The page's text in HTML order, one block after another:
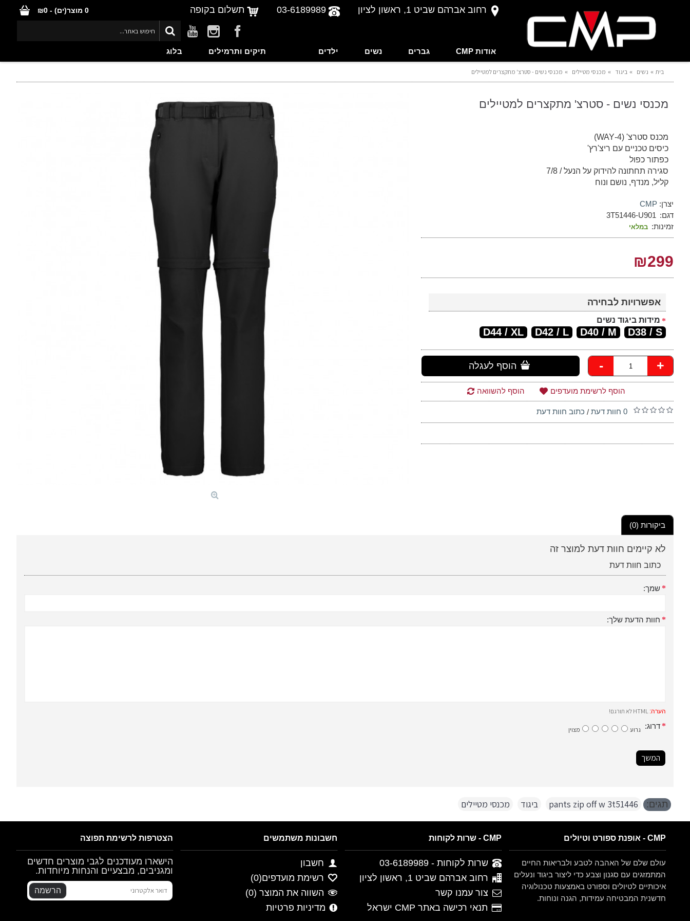
רחוב אברהם שביט 1, ראשון לציון 03-6189989 תשלום בקופה 0 מוצר(ים) - ₪0
אודות CMP גברים נשים ילדים תיקים ותרמילים בלוג
בית נשים ביגוד מכנסי מטיילים מכנסי נשים - סטרצ' מתקצרים למטיילים
מכנסי נשים - סטרצ' מתקצרים למטיילים
מכנס סטרצ' (4-WAY)
כיסים טכניים עם ריצ'רץ'
כפתור כפול
סגירה תחתונה להידוק על הנעל / 7/8
קליל, מנדף, נושם ונוח
יצרן: CMP
דגם: 3T51446-U901
זמינות: במלאי
₪299
אפשרויות לבחירה
מידות ביגוד נשים
D38 / S
D40 / M
D42 / L
D44 / XL
- + הוסף לעגלה
הוסף לרשימת מועדפים הוסף להשוואה
0 חוות דעת / כתוב חוות דעת
ביקורות (0)
לא קיימים חוות דעת למוצר זה
כתוב חוות דעת
שמך:
חוות הדעת שלך:
הערה:
דרוג: גרוע מצוין
המשך
תגים: pants zip off w 3t51446 ביגוד מכנסי מטיילים
CMP - אופנת ספורט וטיולים
עולם שלם של האהבה לטבע ולבריאות החיים
המתמזגים עם סגנון וצבע כדי ליצור ביגוד ונעלים
איכותיים לטיולים וספורט באמצעות טכנולוגיה
חדשנית המבטיחה עמידות, הגנה ונוחות.
CMP - שרות לקוחות
שרות לקוחות - 03-6189989
רחוב אברהם שביט 1, ראשון לציון
צור עמנו קשר
תנאי רכישה באתר CMP ישראל
חשבונות משתמשים
חשבון
רשימת מועדפים(0
)
השווה את המוצר (0
)
מדיניות פרטיות
הצטרפות לרשימת תפוצה
הישארו מעודכנים לגבי מוצרים חדשים
ומגניבים, מבצעיים והנחות מיוחדות.
הרשמה